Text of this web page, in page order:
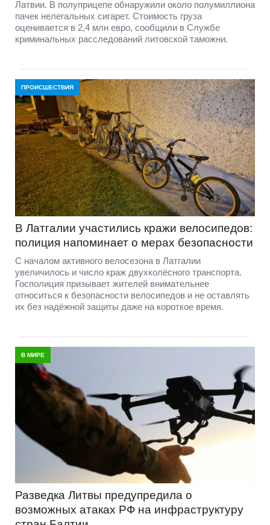
Латвии. В полуприцепе обнаружили около полумиллиона
пачек нелегальных сигарет. Стоимость груза
оценивается в 2,4 млн евро, сообщили в Службе
криминальных расследований литовской таможни.
ПРОИСШЕСТВИЯ
В Латгалии участились кражи велосипедов:
полиция напоминает о мерах безопасности
С началом активного велосезона в Латгалии
увеличилось и число краж двухколёсного транспорта.
Госполиция призывает жителей внимательнее
относиться к безопасности велосипедов и не оставлять
их без надёжной защиты даже на короткое время.
В МИРЕ
Разведка Литвы предупредила о
возможных атаках РФ на инфраструктуру